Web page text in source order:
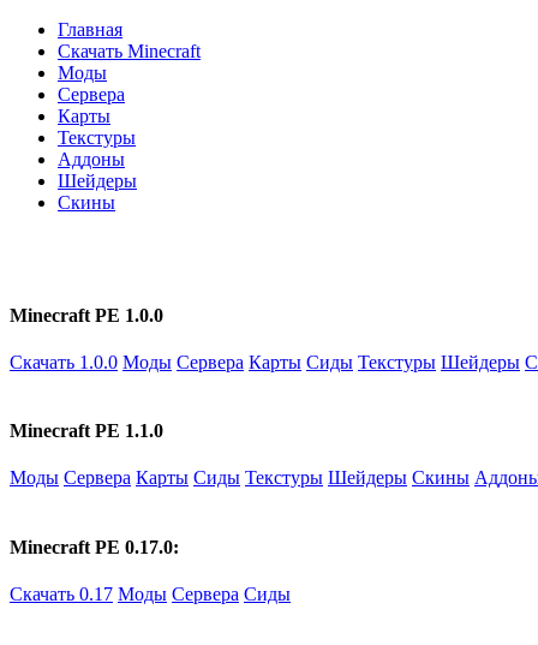
Главная
Скачать Minecraft
Моды
Сервера
Карты
Текстуры
Аддоны
Шейдеры
Скины
Minecraft PE 1.0.0
Скачать 1.0.0 Моды Сервера Карты Сиды Текстуры Шейдеры
Minecraft PE 1.1.0
Моды Сервера Карты Сиды Текстуры Шейдеры Скины
Minecraft PE 0.17.0:
Скачать 0.17 Моды Сервера Сиды